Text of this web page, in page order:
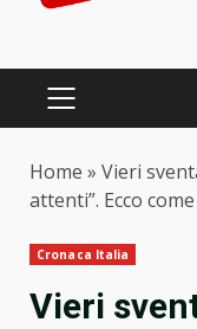
PRIMARY
Home » Vieri
attenti”. Ecco
Cronaca Italia
Vieri